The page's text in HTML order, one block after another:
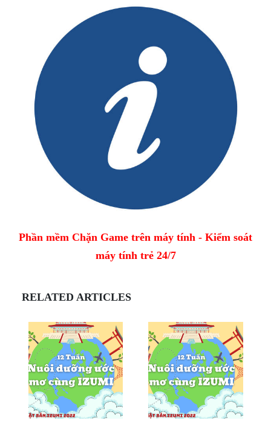
Phần mềm Chặn Game trên máy tính - Kiểm soát
máy tính trẻ 24/7
RELATED ARTICLES